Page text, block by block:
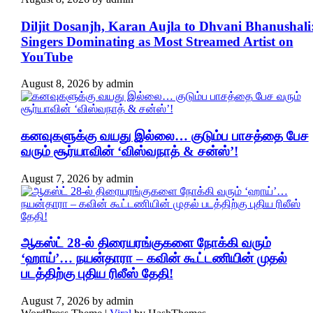
Diljit Dosanjh, Karan Aujla to Dhvani
Singers Dominating as Most Streamed Artist on
YouTube
August 8, 2026by admin
கனவுகளுக்கு வயது இல்லை… குடும்ப பாசத்தை பேச
வரும் சூர்யாவின் ‘விஸ்வநாத் & சன்ஸ்’!
August 7, 2026by admin
ஆகஸ்ட் 28-ல் திரையரங்குகளை நோக்கி வரும்
‘ஹாய்’… நயன்தாரா – கவின் கூட்டணியின் முதல்
படத்திற்கு புதிய ரிலீஸ் தேதி!
August 7, 2026by admin